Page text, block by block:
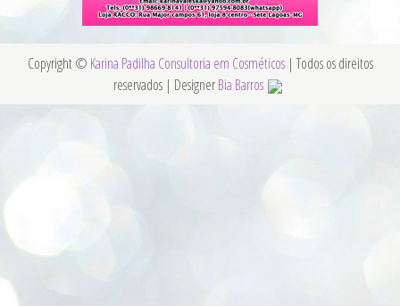
Copyright © Karina Padilha Consultoria em Cosméticos | Todos os direitos
reservados | DesignerBia Barros